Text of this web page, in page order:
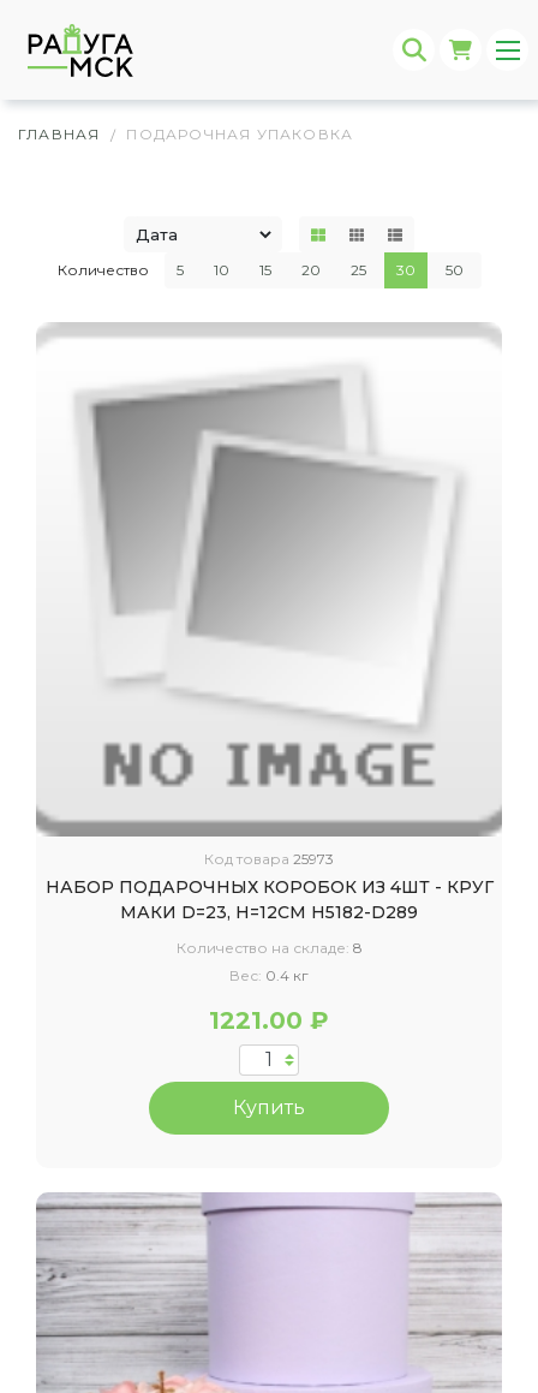
ГЛАВНАЯ / ПОДАРОЧНАЯ УПАКОВКА
Количество 5 10 15 20 25 30 50
Код товара 25973
НАБОР ПОДАРОЧНЫХ КОРОБОК ИЗ 4ШТ - КРУГ
МАКИ D=23, H=12СМ H5182-D289
Количество на складе: 8
Вес: 0.4 кг
1221.00 ₽
Купить